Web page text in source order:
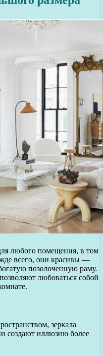
любого помещения, в том
всего, они красивы —
позолоченную раму.
любоваться собой
зеркала
создают иллюзию более